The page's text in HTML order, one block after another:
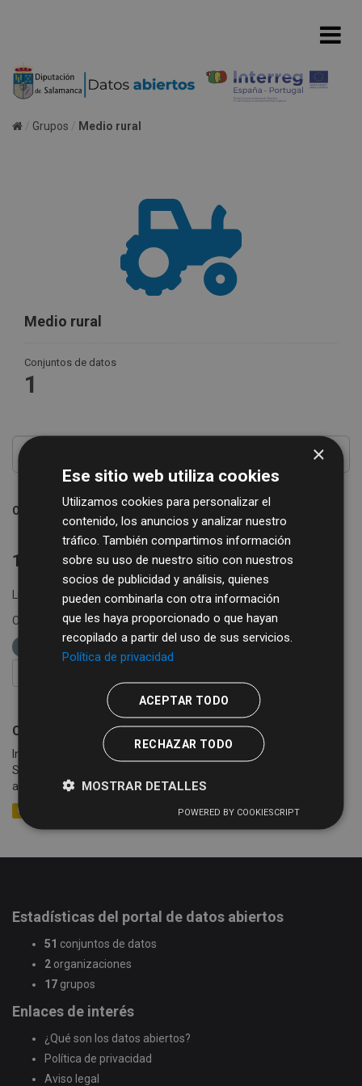
Grupos Medio rural
Medio rural
Conjuntos de datos
1
Ordenar por
1 conjunto de datos encontrado
Licencias:
Creative Commons Attribution 4.0
Organizaciones:
Diputación de Salamanca
etiquetas:
cotizaciones
Cotizaciones semanales de la Lonja de Salamanca
Información sobre las cotizaciones semanales de la Lonja de
Salamanca (celebradas cada lunes) desde el año 2005 hasta la
actualidad. Se detalla información sobre la mesa,...
CSV
Estadísticas del portal de datos abiertos
51 conjuntos de datos
2 organizaciones
17 grupos
Enlaces de interés
¿Qué son los datos abiertos?
Política de privacidad
Aviso legal
×
Ese sitio web utiliza cookies
Utilizamos cookies para personalizar el
contenido, los anuncios y analizar nuestro
tráfico. También compartimos información
sobre su uso de nuestro sitio con nuestros
socios de publicidad y análisis, quienes
pueden combinarla con otra información
que les haya proporcionado o que hayan
recopilado a partir del uso de sus servicios.
Política de privacidad
ACEPTAR TODO
RECHAZAR TODO
MOSTRAR DETALLES
POWERED BY COOKIESCRIPT